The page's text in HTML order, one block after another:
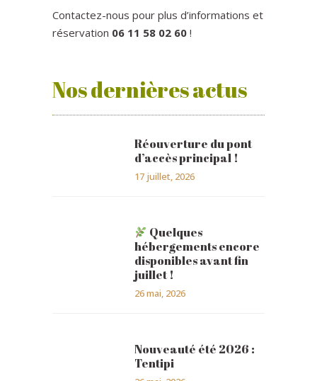
Contactez-nous pour plus d’informations et
réservation 06 11 58 02 60 !
Nos dernières actus
Réouverture du pont
d’accès principal !
17 juillet, 2026
Quelques
hébergements encore
disponibles avant fin
juillet !
26 mai, 2026
Nouveauté été 2026 :
Tentipi